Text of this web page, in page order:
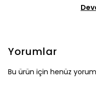
Yorumlar
Bu ürün için henüz yorum